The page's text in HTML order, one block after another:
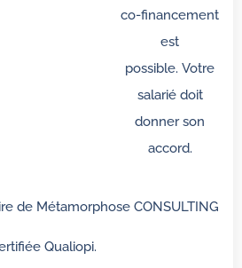
co-financement
est
possible. Votre
salarié doit
donner son
accord.
de Métamorphose CONSULTING
Qualiopi.